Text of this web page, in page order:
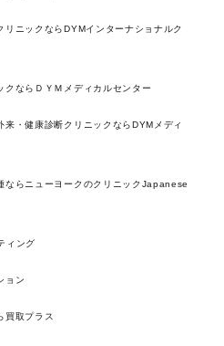
ニックならDYMインターナショナルク
クならＤＹＭメディカルセンター
・健康診断クリニックならDYMメディ
ならニューヨークのクリニックJapanese
ィング
ョン
買取プラス